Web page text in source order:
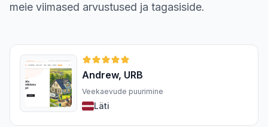
meie viimased arvustused ja tagasiside.
Andrew, URB
Veekaevude puurimine
Läti